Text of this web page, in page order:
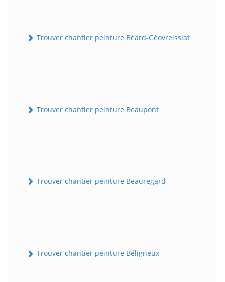
Trouver chantier peinture Béard-Géovreissiat
Trouver chantier peinture Beaupont
Trouver chantier peinture Beauregard
Trouver chantier peinture Béligneux